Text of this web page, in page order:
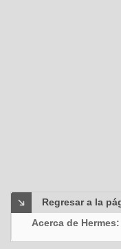
Regresar a la
Acerca de Hermes: